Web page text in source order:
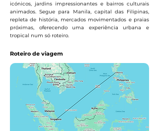
icónicos, jardins impressionantes e bairros culturais
animados. Segue para Manila, capital das Filipinas,
repleta de história, mercados movimentados e praias
próximas, oferecendo uma experiência urbana e
tropical num só roteiro.
Roteiro de viagem